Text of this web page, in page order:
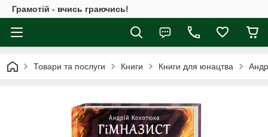
Грамотій - вчись граючись!
Товари та послуги Книги Книги для юнацтва